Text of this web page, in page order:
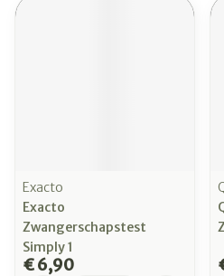
Exacto
Exacto
Zwangerschapstest
Simply 1
€ 6,90